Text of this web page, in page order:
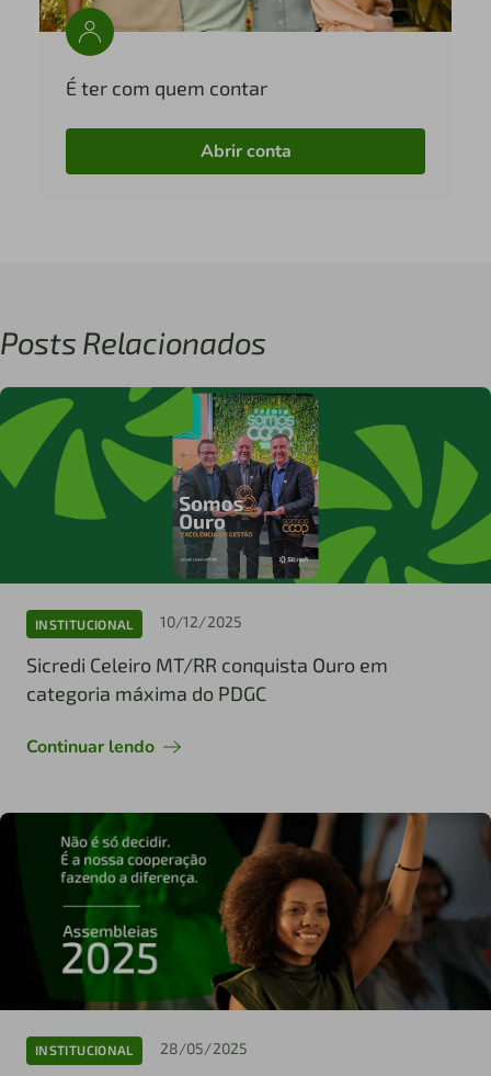
É ter com quem contar
Abrir conta
Posts Relacionados
INSTITUCIONAL 10/12/2025
Sicredi Celeiro MT/RR conquista Ouro em
categoria máxima do PDGC
Continuar lendo
INSTITUCIONAL 28/05/2025